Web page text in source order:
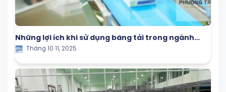
Những lợi ích khi sử dụng băng tải trong ngành
đóng gói tự động
Tháng 10 11, 2025